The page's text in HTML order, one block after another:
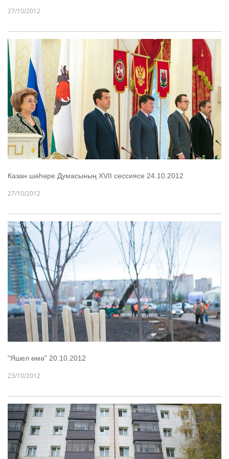
27/10/2012
Казан шәһәре Думасының XVII сессиясе 24.10.2012
27/10/2012
"Яшел өмә" 20.10.2012
23/10/2012